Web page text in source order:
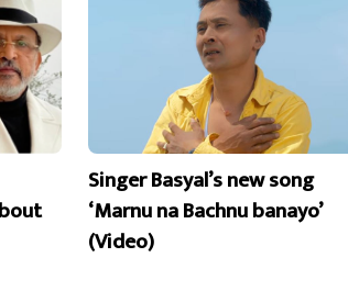
Singer Basyal’s new song
‘Marnu na Bachnu banayo’
(Video)